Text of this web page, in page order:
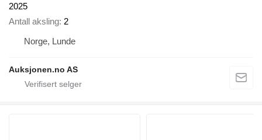
2025
Antall aksling 2
Norge, Lunde
Auksjonen.no AS